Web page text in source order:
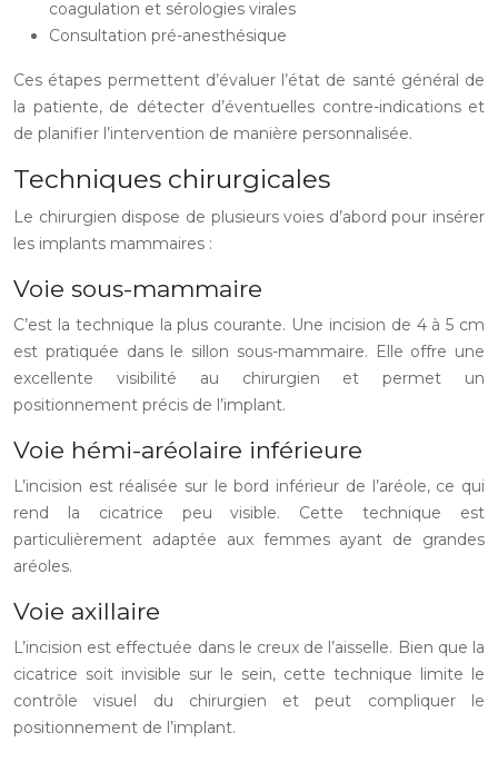
coagulation et sérologies virales
Consultation pré-anesthésique
Ces étapes permettent d’évaluer l’état de santé général de
la patiente, de détecter d’éventuelles contre-indications et
de planifier l’intervention de manière personnalisée.
Techniques chirurgicales
Le chirurgien dispose de plusieurs voies d’abord pour insérer
les implants mammaires :
Voie sous-mammaire
C’est la technique la plus courante. Une incision de 4 à 5 cm
est pratiquée dans le sillon sous-mammaire. Elle offre une
excellente visibilité au chirurgien et permet un
positionnement précis de l’implant.
Voie hémi-aréolaire inférieure
L’incision est réalisée sur le bord inférieur de l’aréole, ce qui
rend la cicatrice peu visible. Cette technique est
particulièrement adaptée aux femmes ayant de grandes
aréoles.
Voie axillaire
L’incision est effectuée dans le creux de l’aisselle. Bien que la
cicatrice soit invisible sur le sein, cette technique limite le
contrôle visuel du chirurgien et peut compliquer le
positionnement de l’implant.